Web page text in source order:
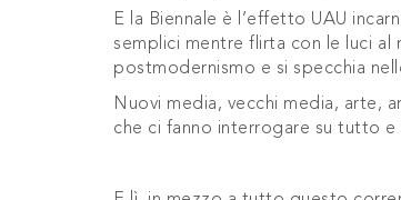
E la Biennale è l’effetto UAU
semplici mentre flirta con le luci al
postmodernismo e si specchia
Nuovi media, vecchi media, arte,
che ci fanno interrogare su tutto e